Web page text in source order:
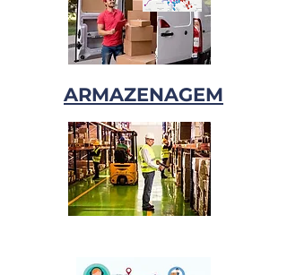
ARMAZENAGEM